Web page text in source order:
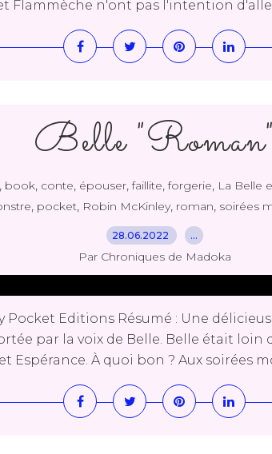
Flammèche n'ont pas l'intention d'aller
Belle "Roman"
, book, conte, épouser,faillite,forgerie, La Belle
, pocket, Robin McKinley, roman, soirées
28.06.2022 …
Par Chroniques de Madoka
Pocket Editions Résumé : Une
par la voix de Belle. Belle était loin
Espérance. À quoi bon ? Aux soirées